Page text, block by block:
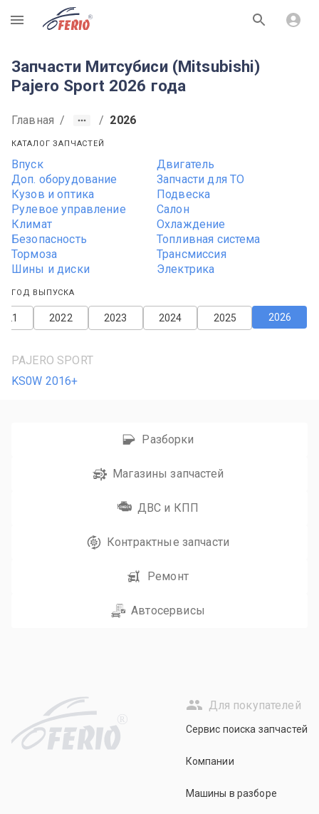
R
Запчасти Митсубиси (Mitsubishi)
Pajero Sport 2026 года
Главная / / 2026
КАТАЛОГ ЗАПЧАСТЕЙ
Впуск
Двигатель
Доп. оборудование
Запчасти для ТО
Кузов и оптика
Подвеска
Рулевое управление
Салон
Климат
Охлаждение
Безопасность
Топливная система
Тормоза
Трансмиссия
Шины и диски
Электрика
ГОД ВЫПУСКА
2026
2025
2024
2023
2022
PAJERO SPORT
KS0W 2016+
Разборки
Магазины запчастей
ДВС и КПП
Контрактные запчасти
Ремонт
Автосервисы
R
Для покупателей
Сервис поиска запчастей
Компании
Машины в разборе